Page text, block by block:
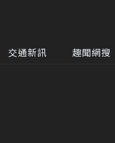
交通新訊 趣聞網搜